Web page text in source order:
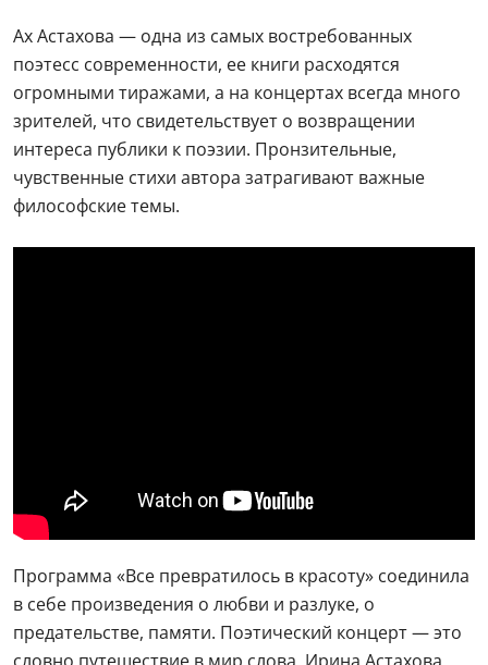
Ах Астахова — одна из самых востребованных
поэтесс современности, ее книги расходятся
огромными тиражами, а на концертах всегда много
зрителей, что свидетельствует о возвращении
интереса публики к поэзии. Пронзительные,
чувственные стихи автора затрагивают важные
философские темы.
Программа «Все превратилось в красоту» соединила
в себе произведения о любви и разлуке, о
предательстве, памяти. Поэтический концерт — это
словно путешествие в мир слова. Ирина Астахова